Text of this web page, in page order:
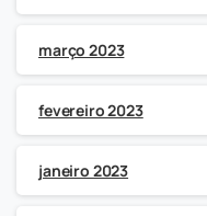
março 2023
fevereiro 2023
janeiro 2023